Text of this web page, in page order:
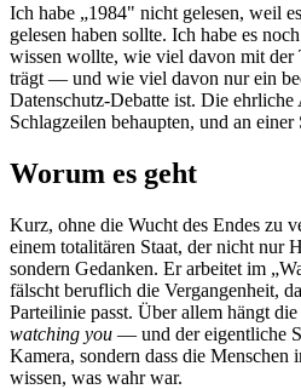
Ich habe „1984" nicht gelesen, weil
gelesen haben sollte. Ich habe es
wissen wollte, wie viel davon mit der
trägt — und wie viel davon nur ein
Datenschutz-Debatte ist. Die
Schlagzeilen behaupten, und an
Worum es geht
Kurz, ohne die Wucht des Endes zu
einem totalitären Staat, der nicht nur
sondern Gedanken. Er arbeitet im
fälscht beruflich die Vergangenheit,
Parteilinie passt. Über allem hängt die
watching you — und der eigentliche
Kamera, sondern dass die Menschen
wissen, was wahr war.